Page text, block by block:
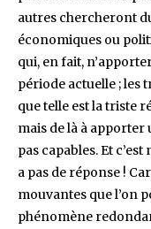
autres chercheront
économiques ou
qui, en fait,
période actuelle ; les
que telle est la triste
mais de là à apporter
pas capables. Et
a pas de réponse !
mouvantes que l’on
phénomène